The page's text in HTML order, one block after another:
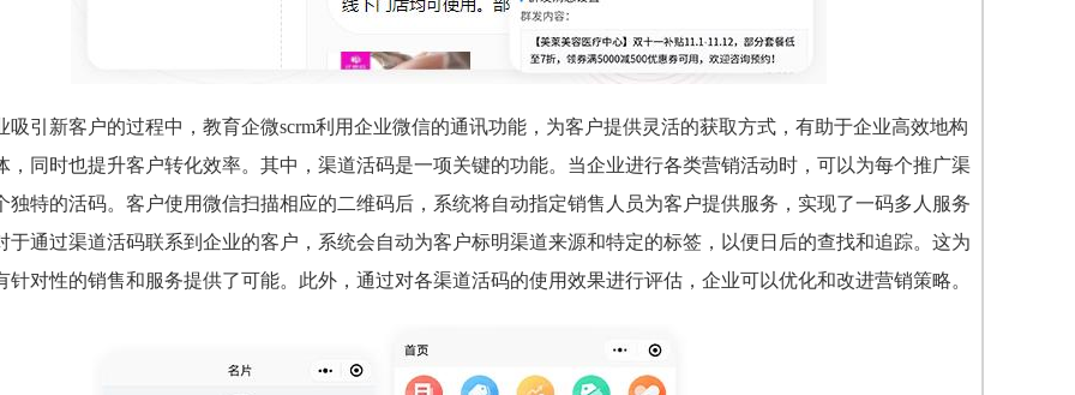
吸引新客户的过程中，教育企微scrm利用企业微信的通讯功能，为客户提供灵活的获取方式，有助于企业高效地构
，同时也提升客户转化效率。其中，渠道活码是一项关键的功能。当企业进行各类营销活动时，可以为每个推广渠
独特的活码。客户使用微信扫描相应的二维码后，系统将自动指定销售人员为客户提供服务，实现了一码多人服务
于通过渠道活码联系到企业的客户，系统会自动为客户标明渠道来源和特定的标签，以便日后的查找和追踪。这为
针对性的销售和服务提供了可能。此外，通过对各渠道活码的使用效果进行评估，企业可以优化和改进营销策略。